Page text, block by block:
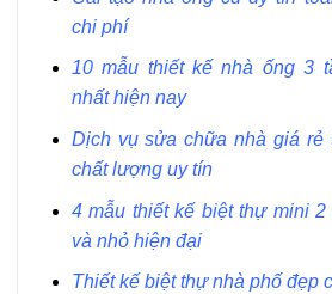
chi phí
10 mẫu thiết kế nhà ống 3
nhất hiện nay
Dịch vụ sửa chữa nhà giá rẻ
chất lượng uy tín
4 mẫu thiết kế biệt thự mini
và nhỏ hiện đại
Thiết kế biệt thự nhà phố đẹp